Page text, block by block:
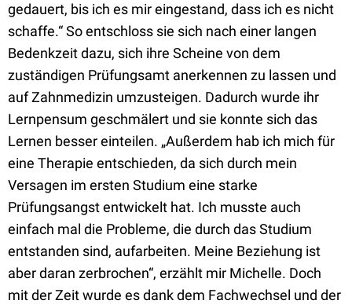
gedauert, bis ich es mir eingestand, dass ich es nicht
schaffe.“ So entschloss sie sich nach einer langen
Bedenkzeit dazu, sich ihre Scheine von dem
zuständigen Prüfungsamt anerkennen zu lassen und
auf Zahnmedizin umzusteigen. Dadurch wurde ihr
Lernpensum geschmälert und sie konnte sich das
Lernen besser einteilen. „Außerdem hab ich mich für
eine Therapie entschieden, da sich durch mein
Versagen im ersten Studium eine starke
Prüfungsangst entwickelt hat. Ich musste auch
einfach mal die Probleme, die durch das Studium
entstanden sind, aufarbeiten. Meine Beziehung ist
aber daran zerbrochen“, erzählt mir Michelle. Doch
mit der Zeit wurde es dank dem Fachwechsel und der